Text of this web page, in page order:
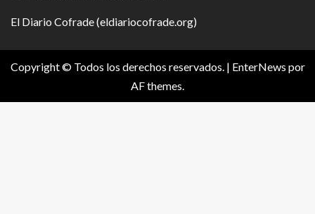
El Diario Cofrade (eldiariocofrade.org)
Copyright © Todos los derechos reservados. | EnterNews por
AF themes.